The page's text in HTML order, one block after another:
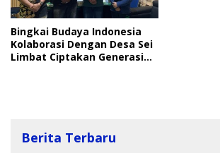
Bingkai Budaya Indonesia
Kolaborasi Dengan Desa Sei
Limbat Ciptakan Generasi
Berita Terbaru